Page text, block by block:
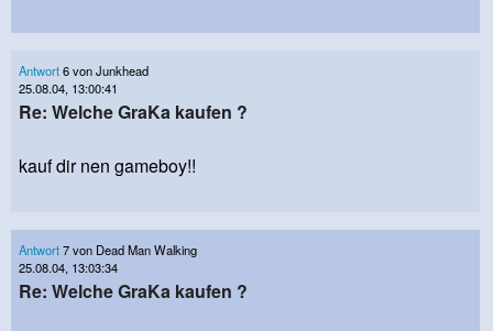
Antwort6 von Junkhead
25.08.04, 13:00:41
Re: Welche GraKa kaufen ?
kauf dir nen gameboy!!
Antwort7 von Dead Man Walking
25.08.04, 13:03:34
Re: Welche GraKa kaufen ?